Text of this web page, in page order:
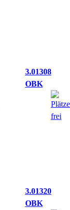
3.01308
OBK
3.01320
OBK